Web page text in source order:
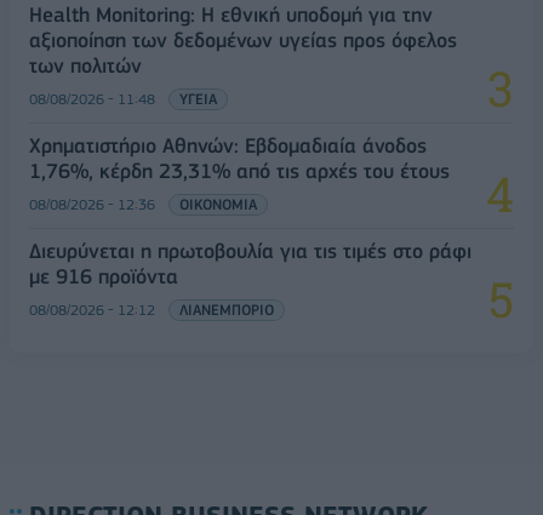
Health Monitoring: Η εθνική υποδομή για την
αξιοποίηση των δεδομένων υγείας προς όφελος
των πολιτών
08/08/2026 - 11:48 ΥΓΕΙΑ
Χρηματιστήριο Αθηνών: Εβδομαδιαία άνοδος
1,76%, κέρδη 23,31% από τις αρχές του έτους
08/08/2026 - 12:36 ΟΙΚΟΝΟΜΙΑ
Διευρύνεται η πρωτοβουλία για τις τιμές στο ράφι
με 916 προϊόντα
08/08/2026 - 12:12 ΛΙΑΝΕΜΠΟΡΙΟ